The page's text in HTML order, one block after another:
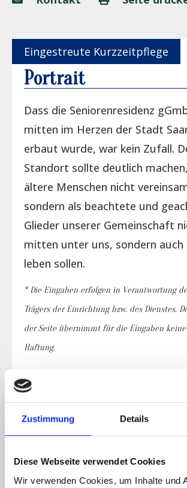
Zustimmung Details
Diese Webseite verwendet Cookies
Wir verwenden Cookies, um Inhalte und
Eingestreute Kurzzeitpflege
Portrait
Dass die Seniorenresidenz
mitten im Herzen der Stadt
erbaut wurde, war kein Zufall.
Standort sollte deutlich
ältere Menschen nicht
sondern als beachtete und
Glieder unserer Gemeinschaft
mitten unter uns, sondern auch
leben sollen.
* Die Eingaben erfolgen in Verantwortung
Trägers der Einrichtung bzw. des Dienstes.
der Seite übernimmt für die Eingaben keine
Haftung.
Belegungsplan
Verfügbarkeit
Es liegen keine aktuellen Daten